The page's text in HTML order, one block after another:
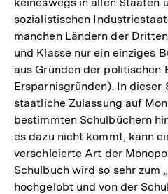
sozialistischen
manchen Ländern der
und Klasse nur ein einziges
aus Gründen der politischen
Ersparnisgründen). In dieser
staatliche Zulassung auf
bestimmten Schulbüchern
es dazu nicht kommt, kann
verschleierte Art der
Schulbuch wird so sehr zum
hochgelobt und von der